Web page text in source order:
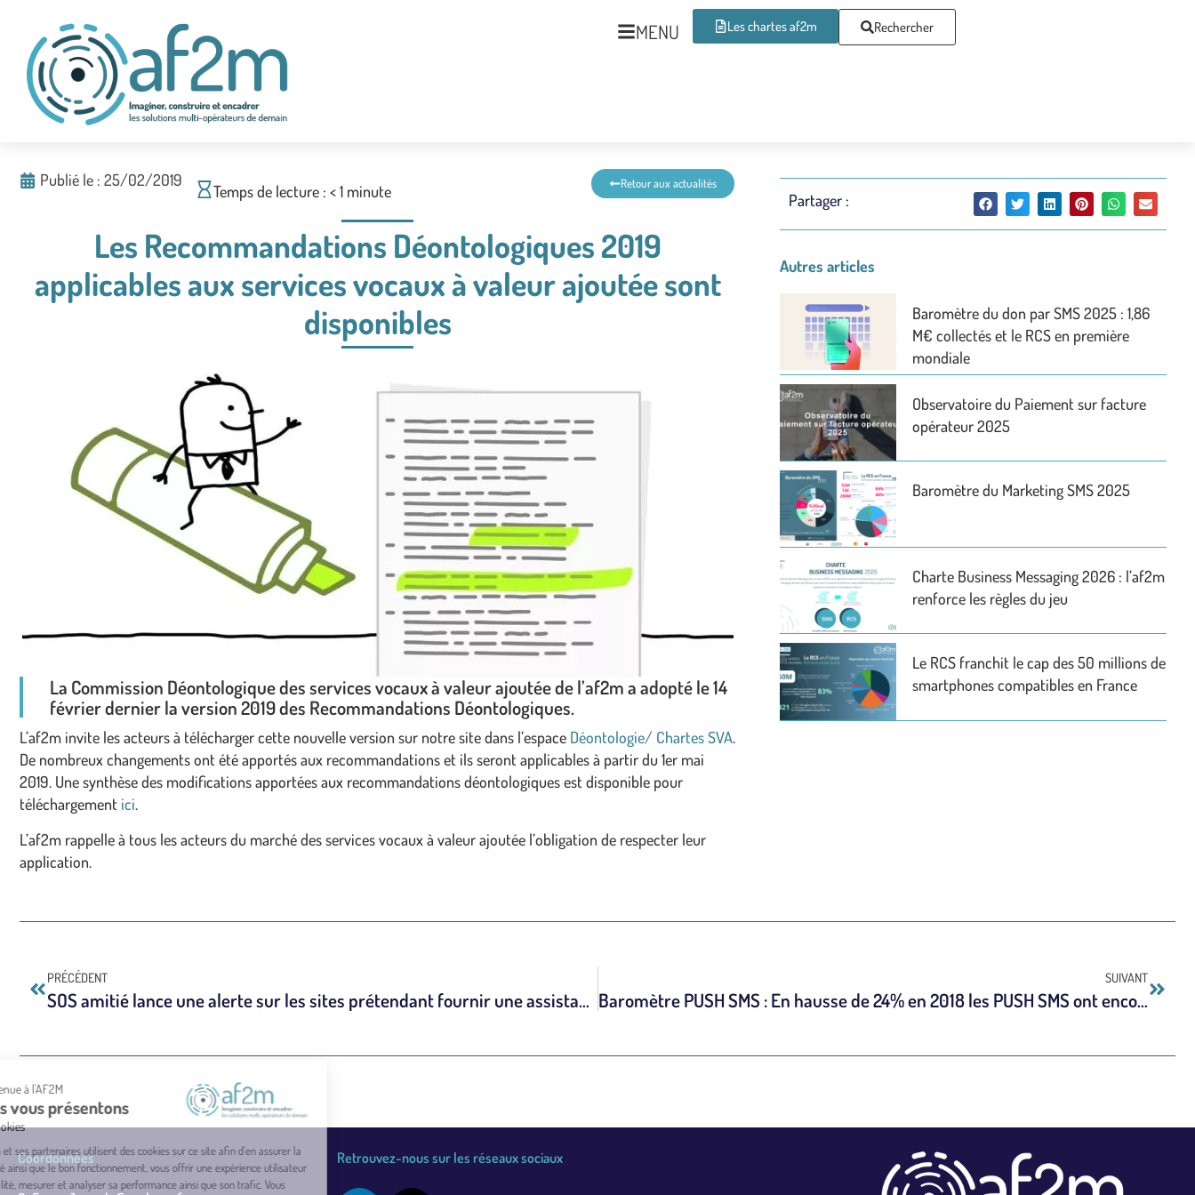
Bienvenue à l'AF2M
Nous vous présentons
Les cookies
L'af2m et ses partenaires utilisent des cookies sur ce site afin d'en assurer la
sécurité ainsi que le bon fonctionnement, vous offrir une expérience utilisateur
de qualité, mesurer et analyser sa performance ainsi que son trafic. Vous
MENU Les chartes af2m Rechercher
Publié le : 25/02/2019
Temps de lecture : < 1 minute Retour aux actualités
Les Recommandations Déontologiques 2019
applicables aux services vocaux à valeur ajoutée sont
disponibles
La Commission Déontologique des services vocaux à valeur ajoutée de l’af2m a adopté le 14
février dernier la version 2019 des Recommandations Déontologiques.
L’af2m invite les acteurs à télécharger cette nouvelle version sur notre site dans l’espace Déontologie/ Chartes SVA.
De nombreux changements ont été apportés aux recommandations et ils seront applicables à partir du 1er mai
2019. Une synthèse des modifications apportées aux recommandations déontologiques est disponible pour
téléchargement ici.
L’af2m rappelle à tous les acteurs du marché des services vocaux à valeur ajoutée l’obligation de respecter leur
application.
Partager :
Autres articles
Baromètre du don par SMS 2025 : 1,86
M€ collectés et le RCS en première
mondiale
Observatoire du Paiement sur facture
opérateur 2025
Baromètre du Marketing SMS 2025
Charte Business Messaging 2026 : l’af2m
renforce les règles du jeu
Le RCS franchit le cap des 50 millions de
smartphones compatibles en France
PRÉCÉDENT
SOS amitié lance une alerte sur les sites prétendant fournir une assistance aux personnes en détresse via des numéros surtaxés.
SUIVANT
Baromètre PUSH SMS : En hausse de 24% en 2018 les PUSH SMS ont encore un bel avenir devant eux.
Coordonnées Retrouvez-nous sur les réseaux sociaux